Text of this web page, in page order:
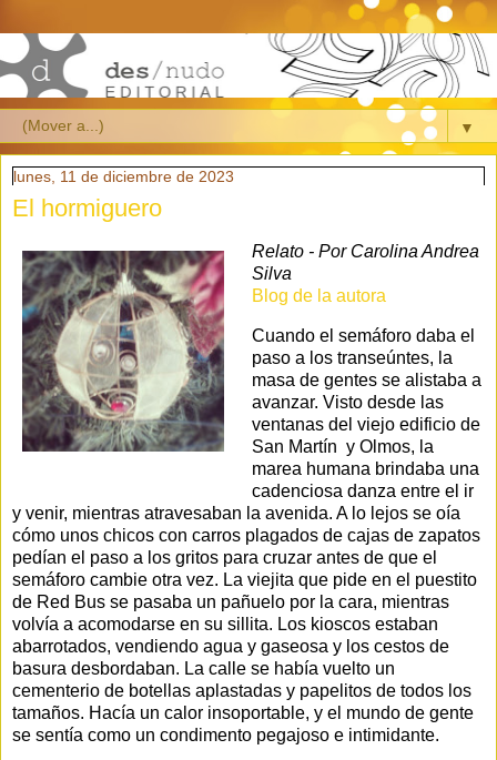
▼
lunes, 11 de diciembre de 2023
El hormiguero
Relato - Por Carolina Andrea
Silva
Blog de la autora
Cuando el semáforo daba el
paso a los transeúntes, la
masa de gentes se alistaba a
avanzar. Visto desde las
ventanas del viejo edificio de
San Martín y Olmos, la
marea humana brindaba una
cadenciosa danza entre el ir
y venir, mientras atravesaban la avenida. A lo lejos se oía
cómo unos chicos con carros plagados de cajas de zapatos
pedían el paso a los gritos para cruzar antes de que el
semáforo cambie otra vez. La viejita que pide en el puestito
de Red Bus se pasaba un pañuelo por la cara, mientras
volvía a acomodarse en su sillita. Los kioscos estaban
abarrotados, vendiendo agua y gaseosa y los cestos de
basura desbordaban. La calle se había vuelto un
cementerio de botellas aplastadas y papelitos de todos los
tamaños. Hacía un calor insoportable, y el mundo de gente
se sentía como un condimento pegajoso e intimidante.